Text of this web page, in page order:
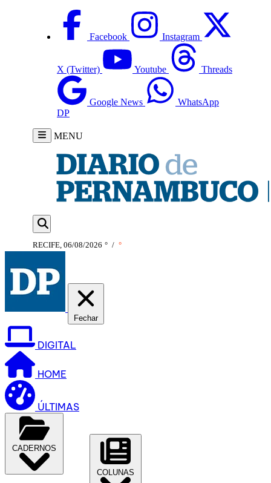
Facebook Instagram
X (Twitter) Youtube Threads
Google News
WhatsApp
DP
MENU
RECIFE, 06/08/2026 ° / °
Fechar
DIGITAL
HOME
ÚLTIMAS
CADERNOS
COLUNAS